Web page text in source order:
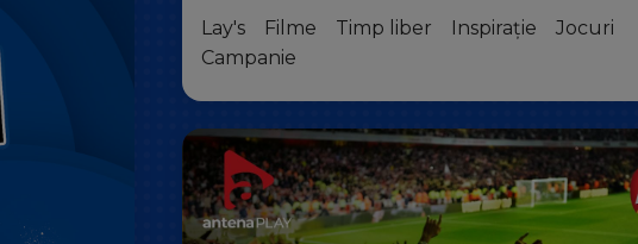
Lay's Filme Timp liber Inspirație
Jocuri
Campanie